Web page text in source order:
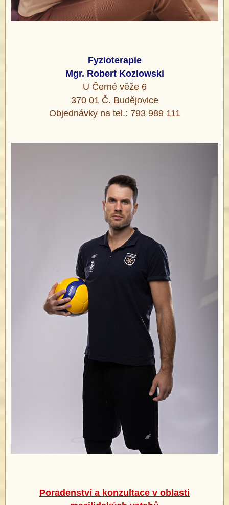
Fyzioterapie
Mgr. Robert Kozlowski
U Černé věže 6
370 01 Č. Budějovice
Objednávky na tel.: 793 989 111
Poradenství a konzultace v oblasti